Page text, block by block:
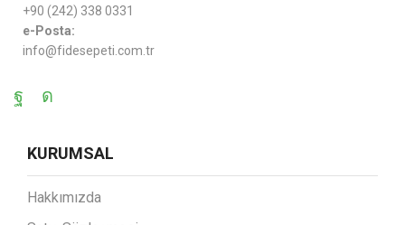
+90 (242) 338 0331
e-Posta:
info@fidesepeti.com.tr
KURUMSAL
Hakkımızda